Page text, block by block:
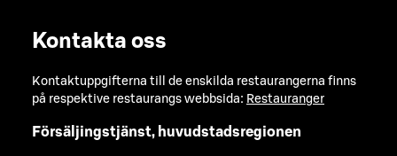
Kontakta oss
Kontaktuppgifterna till de enskilda restaurangerna finns
på respektive restaurangs webbsida: Restauranger
Försäljingstjänst, huvudstadsregionen